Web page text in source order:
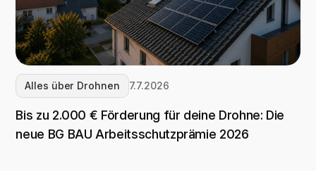
Alles über Drohnen 7.7.2026
Bis zu 2.000 € Förderung für deine Drohne: Die
neue BG BAU Arbeitsschutzprämie 2026